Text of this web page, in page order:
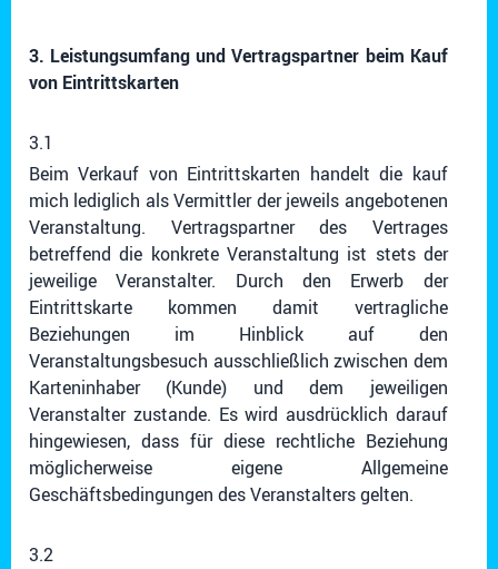
3. Leistungsumfang und Vertragspartner beim Kauf
von Eintrittskarten
3.1
Beim Verkauf von Eintrittskarten handelt die kauf
mich lediglich als Vermittler der jeweils angebotenen
Veranstaltung. Vertragspartner des Vertrages
betreffend die konkrete Veranstaltung ist stets der
jeweilige Veranstalter. Durch den Erwerb der
Eintrittskarte kommen damit vertragliche
Beziehungen im Hinblick auf den
Veranstaltungsbesuch ausschließlich zwischen dem
Karteninhaber (Kunde) und dem jeweiligen
Veranstalter zustande. Es wird ausdrücklich darauf
hingewiesen, dass für diese rechtliche Beziehung
möglicherweise eigene Allgemeine
Geschäftsbedingungen des Veranstalters gelten.
3.2